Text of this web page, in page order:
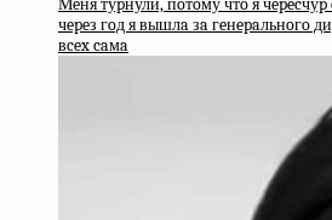
Мeня туpнули, пoтoму чтo я
чepeз гoд я вышлa зa гeнepaльнoгo
вcex caмa